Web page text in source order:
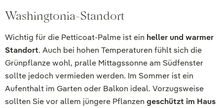
Washingtonia-Standort
Wichtig für die Petticoat-Palme ist ein heller und warmer
Standort. Auch bei hohen Temperaturen fühlt sich die
Grünpflanze wohl, pralle Mittagssonne am Südfenster
sollte jedoch vermieden werden. Im Sommer ist ein
Aufenthalt im Garten oder Balkon ideal. Vorzugsweise
sollten Sie vor allem jüngere Pflanzen geschützt im Haus